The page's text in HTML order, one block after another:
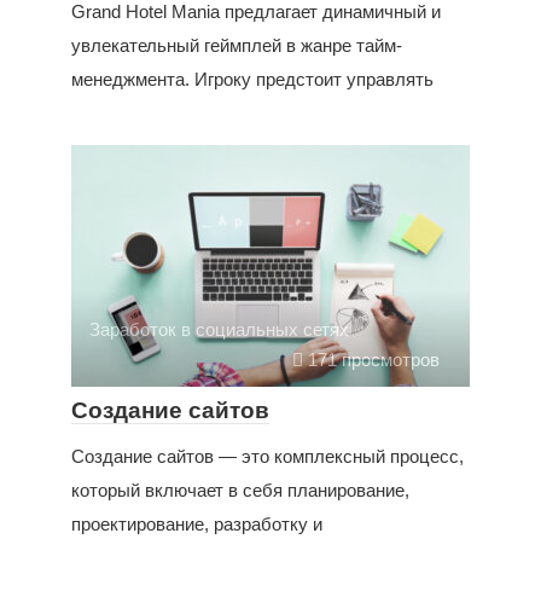
Grand Hotel Mania предлагает динамичный и
увлекательный геймплей в жанре тайм-
менеджмента. Игроку предстоит управлять
Заработок в социальных сетях
171 просмотров
Создание сайтов
Создание сайтов — это комплексный процесс,
который включает в себя планирование,
проектирование, разработку и